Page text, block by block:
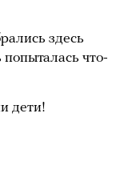
здесь
что-
дети!